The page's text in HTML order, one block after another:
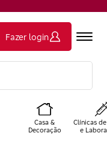
Fazer login
Casa &
Decoração
Clínicas
e